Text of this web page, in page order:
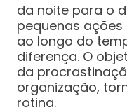
da noite para o
pequenas
ao longo do
diferença. O
da
organização,
rotina.